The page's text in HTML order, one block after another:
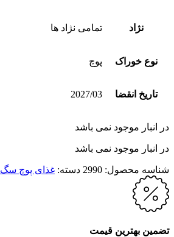
نژاد تمامی نژاد ها
نوع خوراک پوچ
تاریخ انقضا 2027/03
در انبار موجود نمی باشد
در انبار موجود نمی باشد
شناسه محصول: 2990 دسته: غذای پوچ سگ
تضمین بهترین قیمت